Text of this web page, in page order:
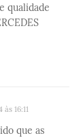
qualidade
16:11
que as